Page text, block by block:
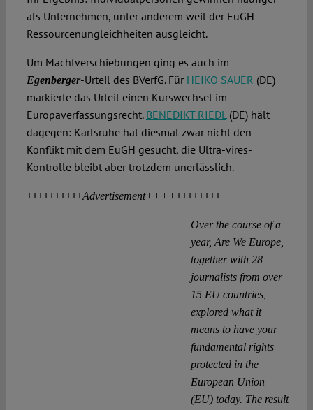
als Unternehmen, unter anderem weil der EuGH
Ressourcenungleichheiten ausgleicht.
Um Machtverschiebungen ging es auch im
Egenberger-Urteil des BVerfG. Für HEIKO SAUER (DE)
markierte das Urteil einen Kurswechsel im
Europaverfassungsrecht. BENEDIKT RIEDL(DE) hält
dagegen: Karlsruhe hat diesmal zwar nicht den
Konflikt mit dem EuGH gesucht, die Ultra-vires-
Kontrolle bleibt aber trotzdem unerlässlich.
++++++++++Advertisement++++++++++++
Over the course of a
year, Are We Europe,
together with 28
journalists from over
15 EU countries,
explored what it
means to have your
fundamental rights
protected in the
European Union
(EU) today. The result